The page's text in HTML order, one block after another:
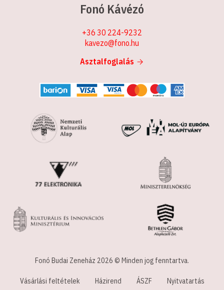
Fonó Kávézó
+36 30 224-9232
kavezo@fono.hu
Asztalfoglalás
Fonó Budai Zeneház 2026 © Minden jog fenntartva.
Vásárlási feltételek Házirend ÁSZF Nyitvatartás